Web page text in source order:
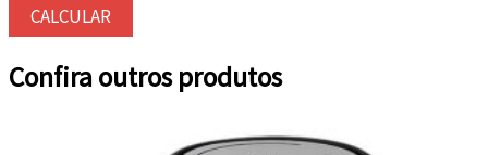
CALCULAR
Confira outros produtos